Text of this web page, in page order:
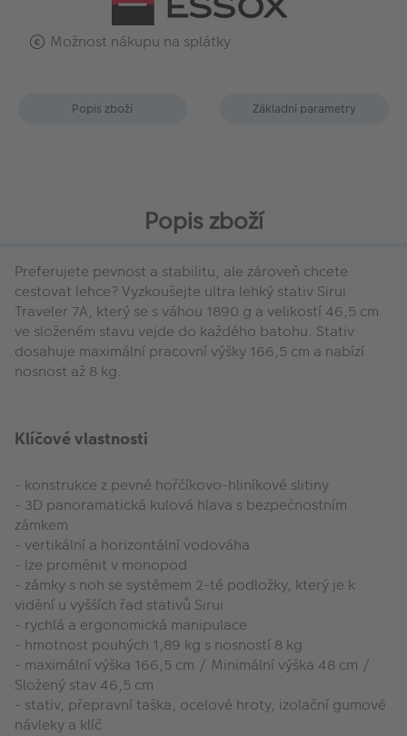
Možnost nákupu na splátky
Popis zboží Základní parametry
Popis zboží
Preferujete pevnost a stabilitu, ale zároveň chcete
cestovat lehce? Vyzkoušejte ultra lehký stativ Sirui
Traveler 7A, který se s váhou 1890 g a velikostí 46,5 cm
ve složeném stavu vejde do každého batohu. Stativ
dosahuje maximální pracovní výšky 166,5 cm a nabízí
nosnost až 8 kg.
Klíčové vlastnosti
- konstrukce z pevné hořčíkovo-hliníkové slitiny
- 3D panoramatická kulová hlava s bezpečnostním
zámkem
- vertikální a horizontální vodováha
- lze proměnit v monopod
- zámky s noh se systémem 2-té podložky, který je k
vidění u vyšších řad stativů Sirui
- rychlá a ergonomická manipulace
- hmotnost pouhých 1,89 kg s nosností 8 kg
- maximální výška 166,5 cm / Minimální výška 48 cm /
Složený stav 46,5 cm
- stativ, přepravní taška, ocelové hroty, izolační gumové
návleky a klíč